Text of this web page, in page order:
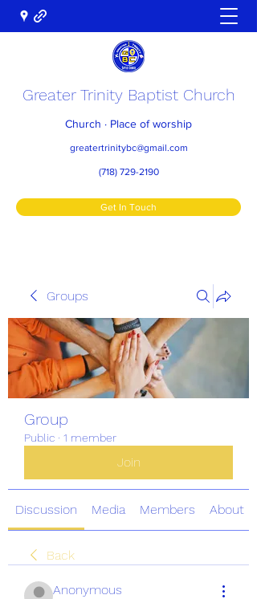
Greater Trinity Baptist Church
Church · Place of worship
greatertrinitybc@gmail.com
(718) 729-2190
Get In Touch
Groups
Group
Public · 1 member
Join
Discussion Media Members About
Back
Anonymous